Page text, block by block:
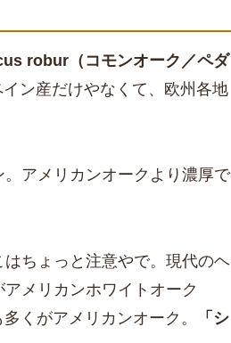
robur（コモンオーク／ペダ
イン産だけやなくて、欧州各地
アメリカンオークより濃厚で
ちょっと注意やで。現代のヘ
メリカンホワイトオーク
くがアメリカンオーク。
「シ